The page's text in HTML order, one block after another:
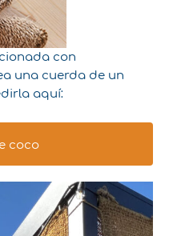
con
una cuerda de un
aquí:
coco